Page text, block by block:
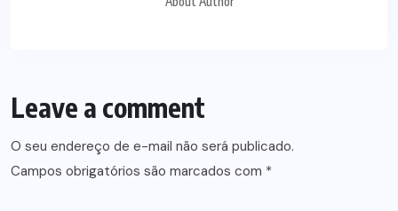
Leave a comment
O seu endereço de e-mail não será publicado.
Campos obrigatórios são marcados com *